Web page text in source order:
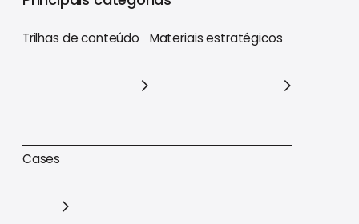
Trilhas de conteúdo
Trilhas de conteúdo
Materiais estratégicos
Cases